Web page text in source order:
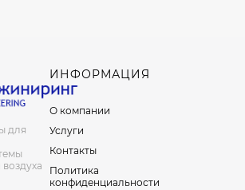
для
ИНФОРМАЦИЯ
О компании
Услуги
Контакты
Политика
конфиденциальности